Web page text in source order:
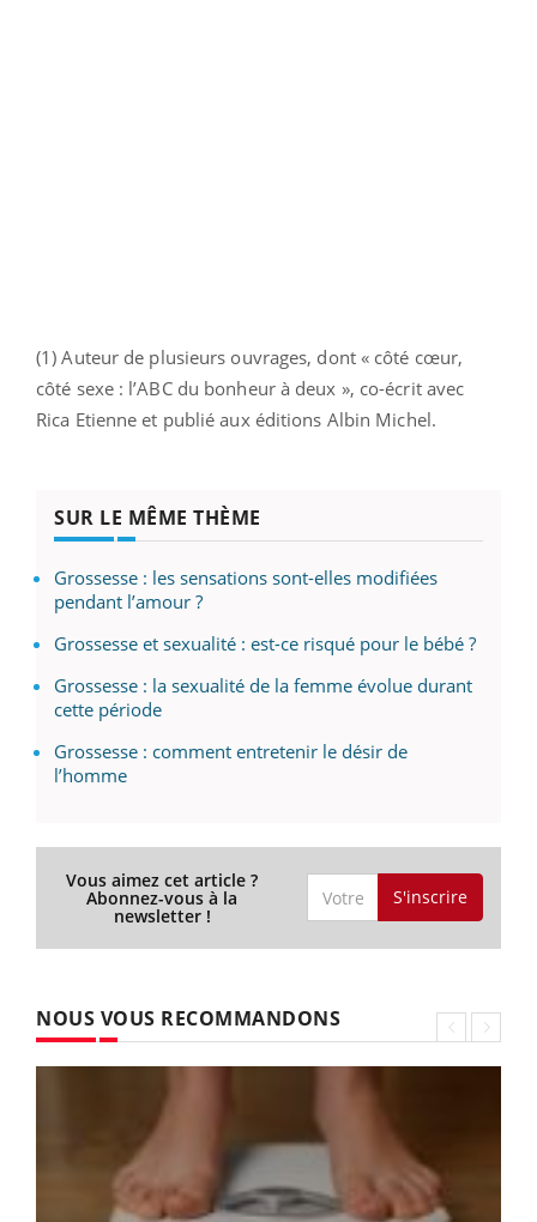
(1) Auteur de plusieurs ouvrages, dont « côté cœur,
côté sexe : l’ABC du bonheur à deux », co-écrit avec
Rica Etienne et publié aux éditions Albin Michel.
SUR LE MÊME THÈME
Grossesse : les sensations sont-elles modifiées
pendant l’amour ?
Grossesse et sexualité : est-ce risqué pour le bébé ?
Grossesse : la sexualité de la femme évolue durant
cette période
Grossesse : comment entretenir le désir de
l’homme
Vous aimez cet article ?
Abonnez-vous à la
newsletter !
S'inscrire
NOUS VOUS RECOMMANDONS